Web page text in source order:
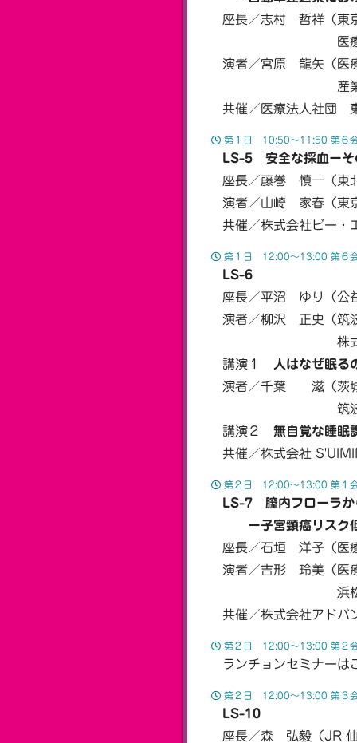
座長／志村 哲祥（東
医療法人東京桜
演者／宮原 龍矢（医
産業作業療法士
共催／医療法人社団
第１日 10:50〜11:50 第６
LS-5 安全な採血ーそ
座長／藤巻 慎一（東
演者／山崎 家春（東
共催／株式会社ビー・
第１日 12:00〜13:00 第６
LS-6
座長／平沼 ゆり（公
演者／柳沢 正史（筑
株式会社
講演１
人はなぜ眠
演者／千葉 滋（茨城
筑波大学国際統
講演２ 無自覚な睡
共催／株式会社
第２日 12:00〜13:00 第１
LS-7 膣内フローラか
ー子宮頸癌リスク低
座長／石垣 洋子（医
演者／吉形 玲美（医療
浜松町ハマサイ
共催／株式会社アドバ
第２日 12:00〜13:00 第２
ランチョンセミナーは
第２日 12:00〜13:00 第３
LS-10
座長／森 弘毅（JR 仙